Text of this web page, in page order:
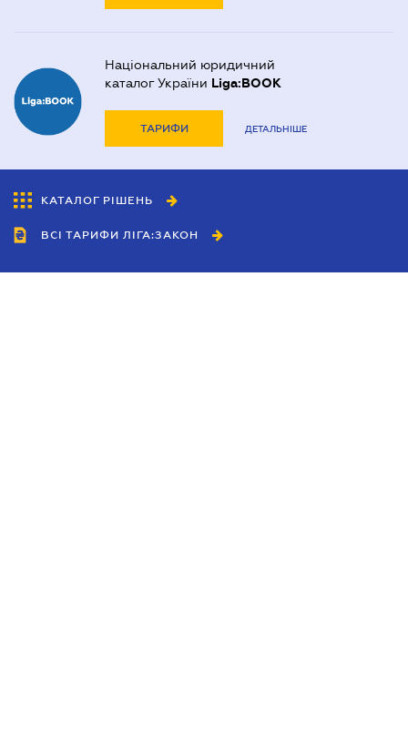
Національний юридичний
каталог України Liga:BOOK
ТАРИФИ ДЕТАЛЬНІШЕ
КАТАЛОГ РІШЕНЬ
ВСІ ТАРИФИ ЛІГА:ЗАКОН